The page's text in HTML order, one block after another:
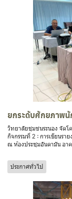
ยกระดับศักยภาพ
วิทยาลัยชุมชนระนอง จัดโ
กิจกรรมที่ 2 : การเขียนร
ณ ห้องประชุมอันดามัน อา
ประกาศทั่วไป